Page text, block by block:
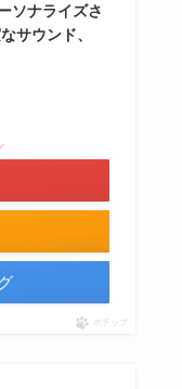
ソナライズさ
サウンド、
ポチップ